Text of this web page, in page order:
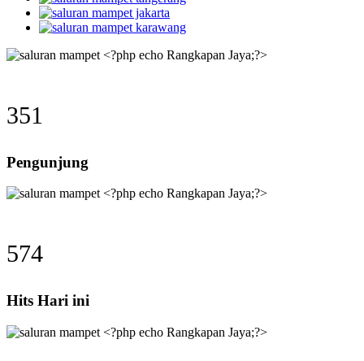
351
Pengunjung
574
Hits Hari ini